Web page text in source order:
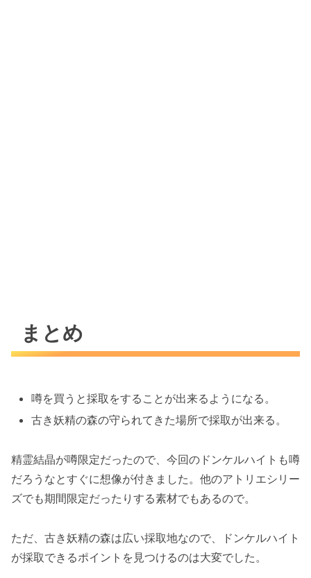
まとめ
噂を買うと採取をすることが出来るようになる。
古き妖精の森の守られてきた場所で採取が出来る。
精霊結晶が噂限定だったので、今回のドンケルハイトも噂
だろうなとすぐに想像が付きました。他のアトリエシリー
ズでも期間限定だったりする素材でもあるので。
ただ、古き妖精の森は広い採取地なので、ドンケルハイト
が採取できるポイントを見つけるのは大変でした。